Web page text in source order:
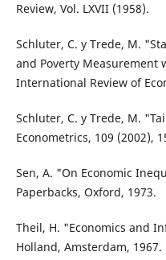
Review, Vol. LXVII (1958).
Schluter, C. y Trede, M.
and Poverty Measurement
International Review of
Schluter, C. y Trede, M.
Econometrics, 109 (2002),
Sen, A. "On Economic
Paperbacks, Oxford, 1973.
Theil, H. "Economics and
Holland, Amsterdam, 1967.